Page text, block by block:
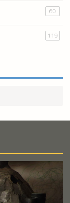
60
119